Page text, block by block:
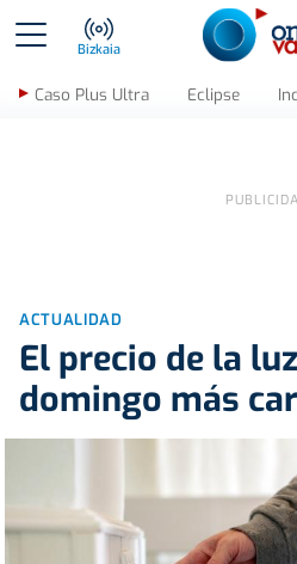
Bizkaia
Caso Plus Ultra Eclipse
ACTUALIDAD
El precio de la
domingo más